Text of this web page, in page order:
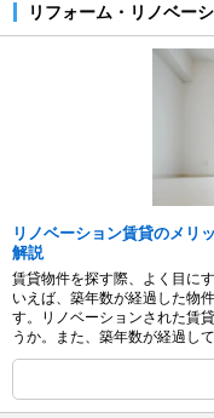
リフォーム・リノベー
リノベーション賃貸のメリ
解説
賃貸物件を探す際、よく目に
いえば、築年数が経過した物
す。リノベーションされた賃
うか。また、築年数が経過して